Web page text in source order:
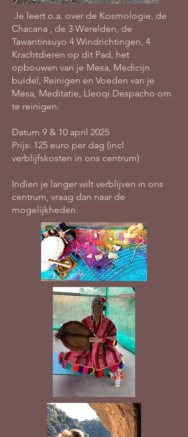
Je leert o.a. over de Kosmologie, de
Chacana , de 3 Werelden, de
Tawantinsuyo 4 Windrichtingen, 4
Krachtdieren op dit Pad, het
opbouwen van je Mesa, Medicijn
buidel, Reinigen en Voeden van je
Mesa, Meditatie, Lleoqi Despacho om
te reinigen.
Datum 9 & 10 april 2025
Prijs: 125 euro per dag (incl
verblijfskosten in ons centrum)
Indien je langer wilt verblijven in ons
centrum, vraag dan naar de
mogelijkheden